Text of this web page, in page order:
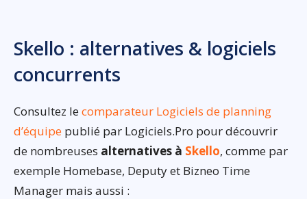
Skello : alternatives & logiciels
concurrents
Consultez lecomparateur Logiciels de planning
d’équipe publié par Logiciels.Pro pour découvrir
de nombreuses alternatives à Skello, comme par
exemple Homebase, Deputy et Bizneo Time
Manager mais aussi :